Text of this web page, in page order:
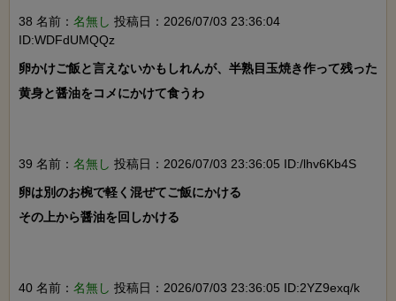
38 名前： 名無し 投稿日：2026/07/03 23:36:04
ID:WDFdUMQQz
卵かけご飯と言えないかもしれんが、半熟目玉焼き作って残った
黄身と醤油をコメにかけて食うわ
39 名前： 名無し 投稿日：2026/07/03 23:36:05 ID:/lhv6Kb4S
卵は別のお椀で軽く混ぜてご飯にかける
その上から醤油を回しかける
40 名前： 名無し 投稿日：2026/07/03 23:36:05 ID:2YZ9exq/k